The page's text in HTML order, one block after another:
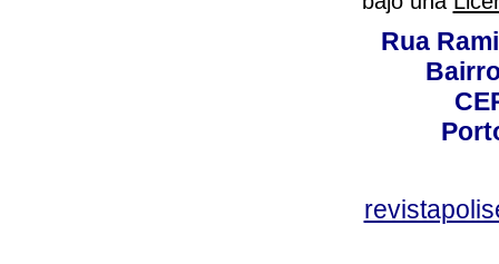
Rua